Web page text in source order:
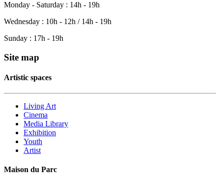
Monday - Saturday : 14h - 19h
Wednesday : 10h - 12h / 14h - 19h
Sunday : 17h - 19h
Site map
Artistic spaces
Living Art
Cinema
Media Library
Exhibition
Youth
Artist
Maison du Parc